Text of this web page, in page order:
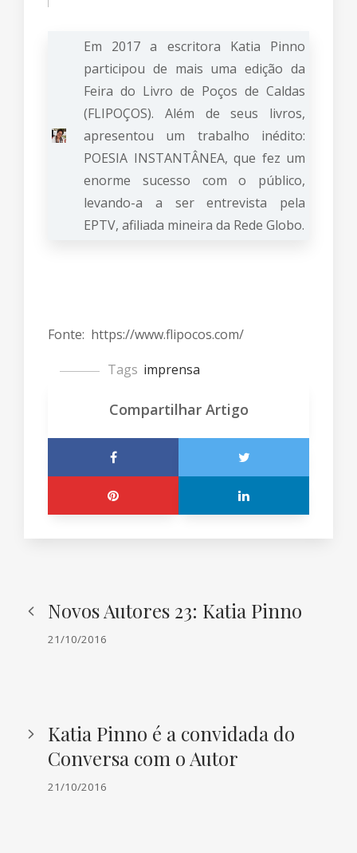
Em 2017 a escritora Katia Pinno
participou de mais uma edição da
Feira do Livro de Poços de Caldas
(FLIPOÇOS). Além de seus livros,
apresentou um trabalho inédito:
POESIA INSTANTÂNEA, que fez um
enorme sucesso com o público,
levando-a a ser entrevista pela
EPTV, afiliada mineira da Rede Globo.
Fonte: https://www.flipocos.com/
Tags imprensa
Compartilhar Artigo
Novos Autores 23: Katia Pinno
21/10/2016
Katia Pinno é a convidada do
Conversa com o Autor
21/10/2016